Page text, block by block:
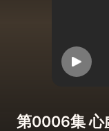
第0006集 心